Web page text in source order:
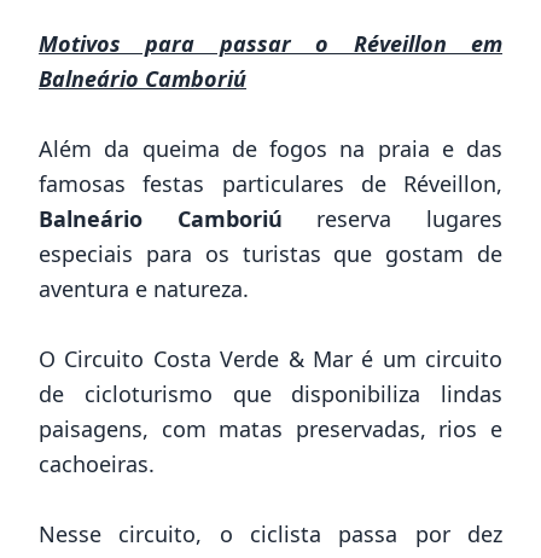
Motivos para passar o Réveillon em
Balneário Camboriú
Além da queima de fogos na praia e das
famosas festas particulares de Réveillon,
Balneário Camboriú reserva lugares
especiais para os turistas que gostam de
aventura e natureza.
O Circuito Costa Verde & Mar é um circuito
de cicloturismo que disponibiliza lindas
paisagens, com matas preservadas, rios e
cachoeiras.
Nesse circuito, o ciclista passa por dez